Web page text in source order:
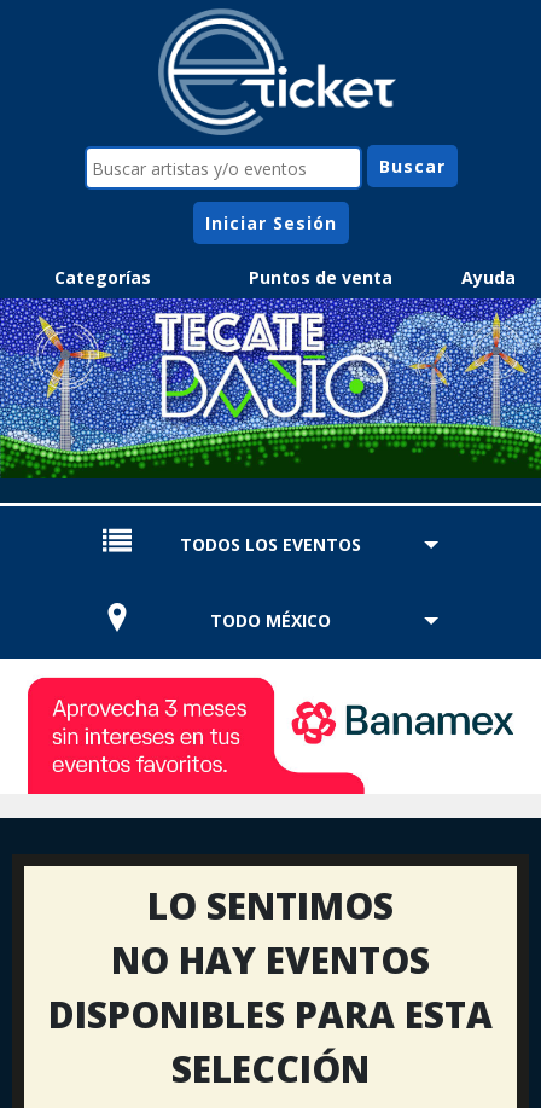
Iniciar Sesión
Categorías Puntos de venta Ayuda
TODOS LOS EVENTOS
TODO MÉXICO
LO SENTIMOS
NO HAY EVENTOS
DISPONIBLES PARA ESTA
SELECCIÓN